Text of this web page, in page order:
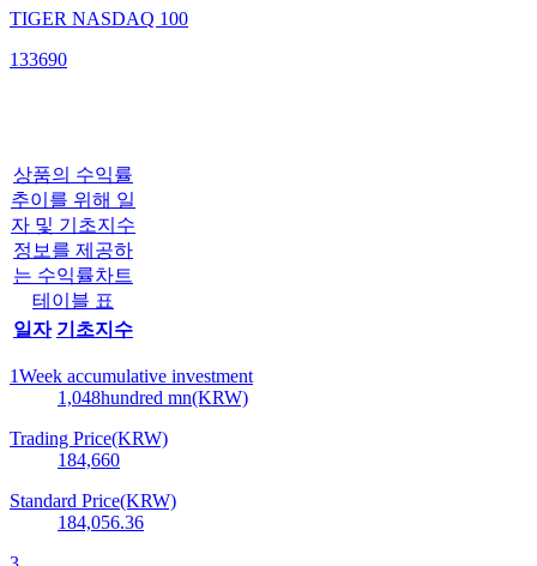
TIGER NASDAQ 100
133690
상품의 수익률
추이를 위해 일
자 및 기초지수
정보를 제공하
는 수익률차트
테이블 표
일자 기초지수
1Week accumulative investment
1,048hundred mn(KRW)
Trading Price(KRW)
184,660
Standard Price(KRW)
184,056.36